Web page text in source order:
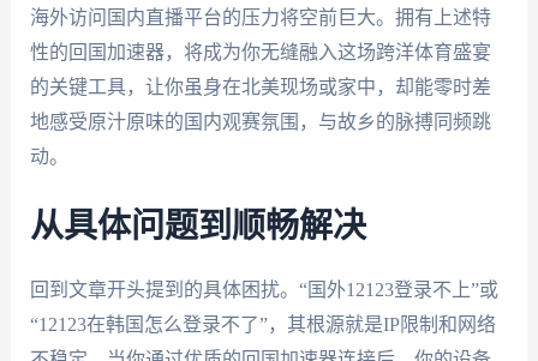
海外访问国内直播平台的压力将空前巨大。拥有上述特
性的回国加速器，将成为你无缝融入这场跨洋体育盛宴
的关键工具，让你虽身在北美现场或家中，却能零时差
地感受原汁原味的国内观赛氛围，与故乡的脉搏同频跳
动。
从具体问题到顺畅解决
回到文章开头提到的具体困扰。“国外12123登录不上”或
“12123在韩国怎么登录不了”，其根源就是IP限制和网络